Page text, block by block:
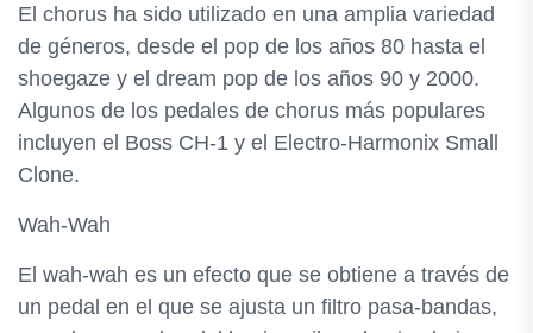
El chorus ha sido utilizado en una amplia variedad
de géneros, desde el pop de los años 80 hasta el
shoegaze y el dream pop de los años 90 y 2000.
Algunos de los pedales de chorus más populares
incluyen el Boss CH-1 y el Electro-Harmonix Small
Clone.
Wah-Wah
El wah-wah es un efecto que se obtiene a través de
un pedal en el que se ajusta un filtro pasa-bandas,